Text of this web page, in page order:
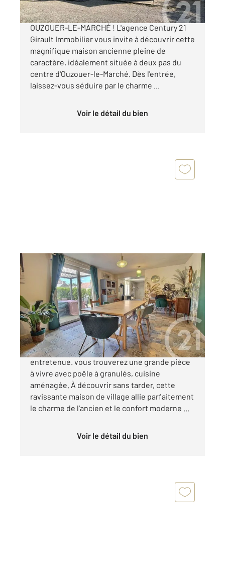
CHARME AUTHENTIQUE & POTENTIEL RARE À
OUZOUER-LE-MARCHÉ ! L'agence Century 21
Girault Immobilier vous invite à découvrir cette
magnifique maison ancienne pleine de
caractère, idéalement située à deux pas du
centre d'Ouzouer-le-Marché. Dès l'entrée,
laissez-vous séduire par le charme ...
Voir le détail du bien
BEAUCE LA ROMAINE 41
2
, 5 pièces
Ref : 5234
Maison à vendre
162 000 €
Maison ancienne de village très bien
entretenue. vous trouverez une grande pièce
à vivre avec poêle à granulés, cuisine
aménagée. À découvrir sans tarder, cette
ravissante maison de village allie parfaitement
le charme de l'ancien et le confort moderne ...
Voir le détail du bien